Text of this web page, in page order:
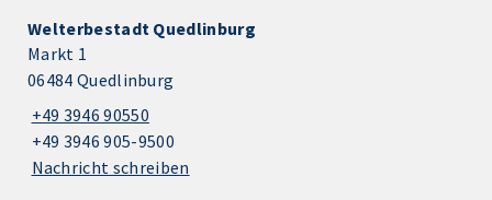
Welterbestadt Quedlinburg
Markt 1
06484 Quedlinburg
+49 3946 90550
+49 3946 905-9500
Nachricht schreiben